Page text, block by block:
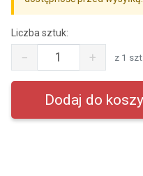
Liczba sztuk:
− + z 1 szt.